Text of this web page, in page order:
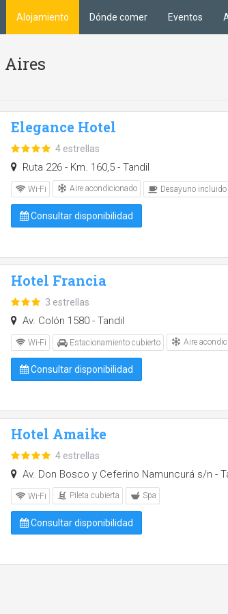
Alojamiento Dónde comer Eventos
Aires
Elegance Hotel
4 estrellas
Ruta 226 - Km. 160,5 - Tandil
Wi-Fi Aire acondicionado Desayuno incluido
Consultar disponibilidad
Hotel Francia
3 estrellas
Av. Colón 1580 - Tandil
Wi-Fi Estacionamiento cubierto Aire
Consultar disponibilidad
Hotel Amaike
4 estrellas
Av. Don Bosco y Ceferino Namuncurá s/n -
Wi-Fi Pileta cubierta Spa
Consultar disponibilidad